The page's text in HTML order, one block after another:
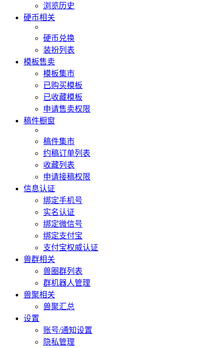
浏览历史
硬币相关
硬币兑换
装扮列表
模板售卖
模板集市
已购买模板
已收藏模板
申请售卖权限
稿件橱窗
稿件集市
约稿订单列表
收藏列表
申请接稿权限
信息认证
绑定手机号
实名认证
绑定微信号
绑定支付宝
支付宝权威认证
兽群相关
兽圈群列表
群机器人管理
兽聚相关
兽聚汇总
设置
账号/通知设置
隐私管理